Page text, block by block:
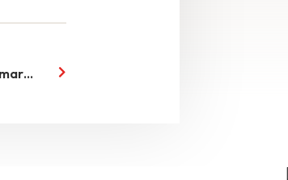
La FERMOB WEEK est de retour du 12 au 23 mars 2025